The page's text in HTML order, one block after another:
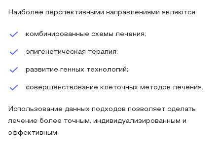
Наиболее перспективными направлениями являются:
комбинированные схемы лечения;
эпигенетическая терапия;
развитие генных технологий;
совершенствование клеточных методов лечения.
Использование данных подходов позволяет сделать
лечение более точным, индивидуализированным и
эффективным.